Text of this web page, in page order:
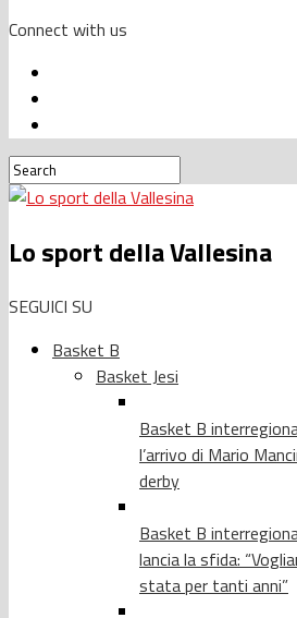
Connect with us
Lo sport della Vallesina
SEGUICI SU
Basket B
Basket Jesi
Basket B
l’arrivo di Mario
derby
Basket B
lancia la sfida:
stata per tanti anni”